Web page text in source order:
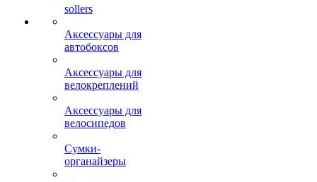
sollers
Аксессуары для
автобоксов
Аксессуары для
велокреплений
Аксессуары для
велосипедов
Сумки-
органайзеры